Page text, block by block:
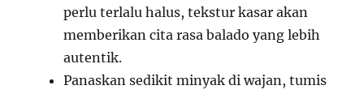
perlu terlalu halus, tekstur kasar akan
memberikan cita rasa balado yang lebih
autentik.
Panaskan sedikit minyak di wajan, tumis